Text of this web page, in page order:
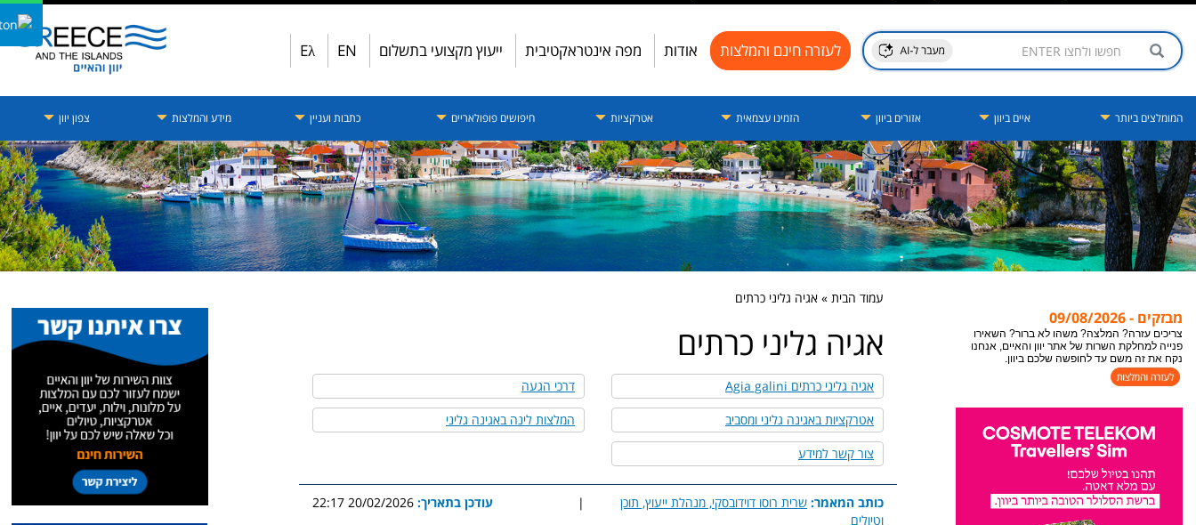
לעזרה חינם והמלצות אודות מפה אינטראקטיבית ייעוץ מקצועי בתשלום EN
Eλ
המומלצים ביותר איים ביוון אזורים ביוון הזמינו עצמאית אטרקציות חיפושים פופולאריים כתבות ועניין מידע והמלצות צפון יוון
עמוד הבית » אגיה גליני כרתים
מבזקים - 09/08/2026
צריכים עזרה? המלצה? משהו לא ברור? השאירו
פנייה למחלקת השרות של אתר יוון והאיים, אנחנו
נקח את זה משם עד לחופשה שלכם ביוון.
אגיה גליני כרתים
אגיה גליני כרתים Agia galini
דרכי הגעה
אטרקציות באגינה גליני ומסביב
המלצות לינה באגינה גליני
צור קשר למידע
כותב המאמר: שרית רוסו דוידובסקי, מנהלת ייעוץ, תוכן
וטיולים
| עודכן בתאריך: 20/02/2026 22:17